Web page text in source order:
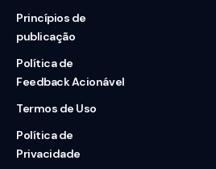
Princípios de
publicação
Política de
Feedback Acionável
Termos de Uso
Política de
Privacidade